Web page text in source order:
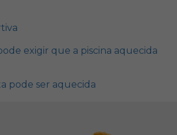
exigir que a piscina aquecida
pode ser aquecida